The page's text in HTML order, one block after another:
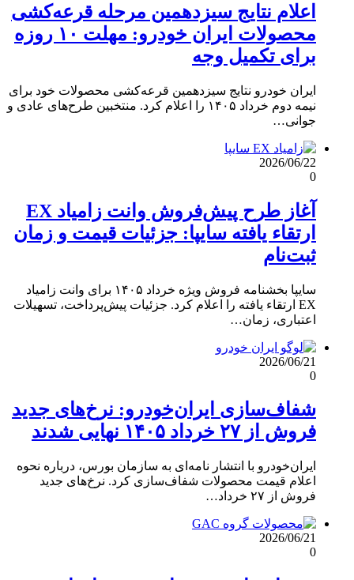
اعلام نتایج سیزدهمین مرحله قرعه‌کشی
محصولات ایران خودرو: مهلت ۱۰ روزه
برای تکمیل وجه
ایران خودرو نتایج سیزدهمین قرعه‌کشی محصولات خود برای
نیمه دوم خرداد ۱۴۰۵ را اعلام کرد. منتخبین طرح‌های عادی و
جوانی…
2026/06/22
0
آغاز طرح پیش‌فروش وانت زامیاد EX
ارتقاء یافته سایپا: جزئیات قیمت و زمان
ثبت‌نام
سایپا بخشنامه فروش ویژه خرداد ۱۴۰۵ برای وانت زامیاد
EX ارتقاء یافته را اعلام کرد. جزئیات پیش‌پرداخت، تسهیلات
اعتباری، زمان…
2026/06/21
0
شفاف‌سازی ایران‌خودرو: نرخ‌های جدید
فروش از ۲۷ خرداد ۱۴۰۵ نهایی شدند
ایران‌خودرو با انتشار نامه‌ای به سازمان بورس، درباره نحوه
اعلام قیمت محصولات شفاف‌سازی کرد. نرخ‌های جدید
فروش از ۲۷ خرداد…
2026/06/21
0